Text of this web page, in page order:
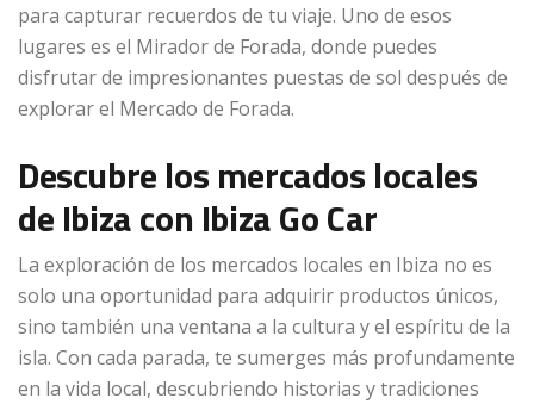
para capturar recuerdos de tu viaje. Uno de esos
lugares es el Mirador de Forada, donde puedes
disfrutar de impresionantes puestas de sol después de
explorar el Mercado de Forada.
Descubre los mercados locales
de Ibiza con Ibiza Go Car
La exploración de los mercados locales en Ibiza no es
solo una oportunidad para adquirir productos únicos,
sino también una ventana a la cultura y el espíritu de la
isla. Con cada parada, te sumerges más profundamente
en la vida local, descubriendo historias y tradiciones